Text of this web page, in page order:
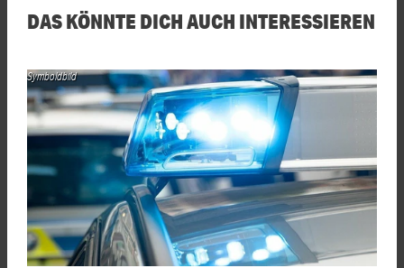
DAS KÖNNTE DICH AUCH INTERESSIEREN
Symboldbild